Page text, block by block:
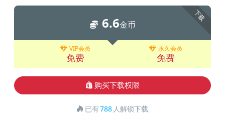
下载
6.6金币
VIP会员
免费
永久会员
免费
购买下载权限
已有788 人解锁下载